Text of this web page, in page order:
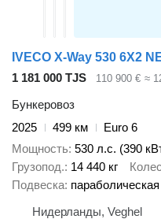
1 181 000 TJS 110 900 € ≈
Бункеровоз
2025
499 км
Euro 6
Мощность 530 л.с. (390
Грузопод. 14 440 кг
Подвеска параболическая
Нидерланды, Veghel